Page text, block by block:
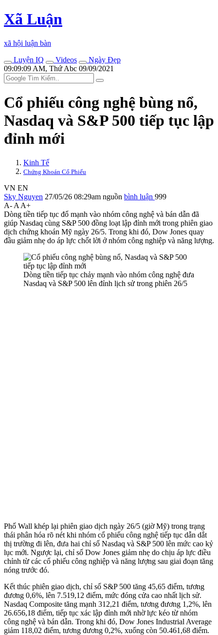
Xã Luận
xã hội luận bàn
Luyện IQ
Videos
Ngày Đẹp
09:09:09 AM, Thứ Abc 09/09/2021
Cổ phiếu công nghệ bùng nổ,
Nasdaq và S&P 500 tiếp tục lập
đỉnh mới
Kinh Tế
Chứng Khoán Cổ Phiếu
VN EN
Sky Nguyen 27/05/26 08:29am nguồn bình luận 999
A- A A+
Dòng tiền tiếp tục đổ mạnh vào nhóm công nghệ và bán dẫn đã
giúp Nasdaq cùng S&P 500 đồng loạt lập đỉnh mới trong phiên giao
dịch chứng khoán Mỹ ngày 26/5. Trong khi đó, Dow Jones quay
đầu giảm nhẹ do áp lực chốt lời ở nhóm công nghiệp và năng lượng.
Dòng tiền tiếp tục chảy mạnh vào nhóm công nghệ đưa
Nasdaq và S&P 500 lê‌n đỉn‌h lịch sử trong phiên 26/5
Phố Wall khép lại phiên giao dịch ngày 26/5 (giờ Mỹ) trong trạng
thái phân hóa rõ nét khi nhóm cổ phiếu công nghệ tiếp tục dẫn dắt
thị trường đi lên, đưa hai chỉ số Nasdaq và S&P 500 lên mức cao kỷ
lục mới. Ngược lại, chỉ số Dow Jones giảm nhẹ do chịu áp lực điều
chỉnh từ các cổ phiếu công nghiệp và năng lượng sau giai đoạn tăng
nóng trước đó.
Kết thúc phiên giao dịch, chỉ số S&P 500 tăng 45,65 điểm, tương
đương 0,6%, lên 7.519,12 điểm, mức đóng cửa cao nhất lịch sử.
Nasdaq Composite tăng mạnh 312,21 điểm, tương đương 1,2%, lên
26.656,18 điểm, tiếp tục xác lập đỉnh mới nhờ lực kéo từ nhóm
công nghệ và bán dẫn. Trong khi đó, Dow Jones Industrial Average
giảm 118,02 điểm, tương đương 0,2%, xuống còn 50.461,68 điểm.